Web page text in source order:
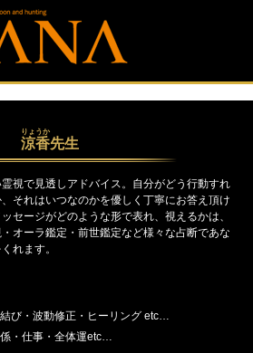
涼香
りょうか
先生
視で見透しアドバイス。自分がどう行動すれ
それはいつなのかを優しく丁寧にお答え頂け
セージがどのような形で表れ、視えるかは、
オーラ鑑定・前世鑑定など様々な占断であな
れます。
び・波動修正・ヒーリング etc…
・仕事・全体運etc…